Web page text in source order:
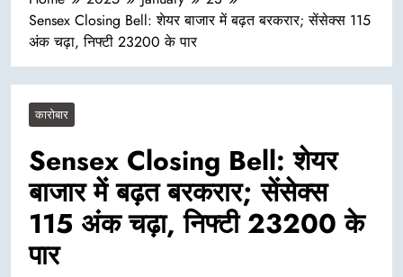
Sensex Closing Bell: शेयर बाजार में बढ़त बरकरार; सेंसेक्स 115
अंक चढ़ा, निफ्टी 23200 के पार
कारोबार
Sensex Closing Bell: शेयर
बाजार में बढ़त बरकरार; सेंसेक्स
115 अंक चढ़ा, निफ्टी 23200 के
पार